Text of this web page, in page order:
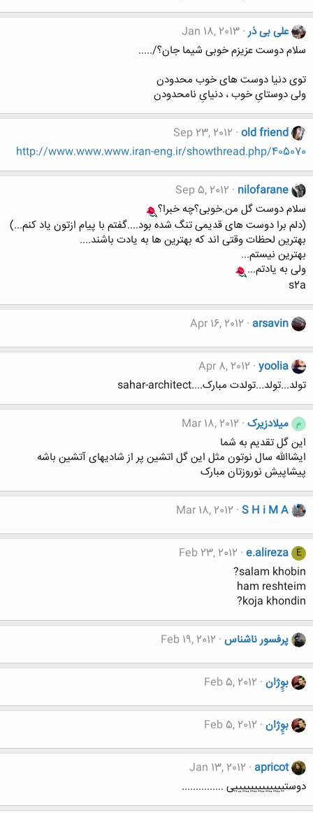
علی بی ذر Jan 18, 2013
سلام دوست عزیزم خوبی شیما جان؟/.....
توی دنیا دوست های خوب محدودن
ولی دوستایِ خوب ، دنیایِ نامحدودن
old friend
Sep 23, 2012
http://www.www.www.iran-eng.ir/showthread.php/405070
nilofarane
Sep 5, 2012
سلام دوست گل من.خوبی؟چه خبرا؟
(دلم برا دوست های قدیمی تنگ شده بود....گفتم با پیام ازتون یاد کنم...)
بهترین لحظات وقتی اند که بهترین ها به یادت باشند....
بهترین نیستم...
ولی به یادتم...
s2a
arsavin
Apr 16, 2012
yoolia
Apr 8, 2012
تولد...تولد...تولدت مبارک....sahar-architect
م میلادزیرک Mar 18, 2012
این گل تقدیم به شما
ایشاالله سال نوتون مثل این گل اتشین پر از شادیهای آتشین باشه
پیشاپیش نوروزتان مبارک
S H i M A
Mar 18, 2012
E
e.alireza
Feb 23, 2012
salam khobin?
ham reshteim
koja khondin?
پرفسور ناشناس Feb 19, 2012
بوِِژان Feb 5, 2012
بوِِژان Feb 5, 2012
apricot
Jan 13, 2012
دوستیییییییییییییی ...............